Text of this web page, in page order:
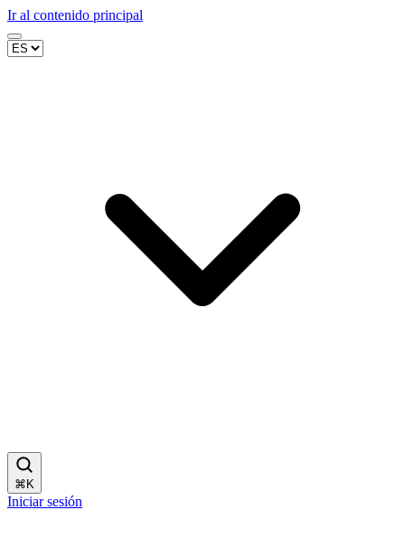
Ir al contenido principal
⌘ K
Iniciar sesión